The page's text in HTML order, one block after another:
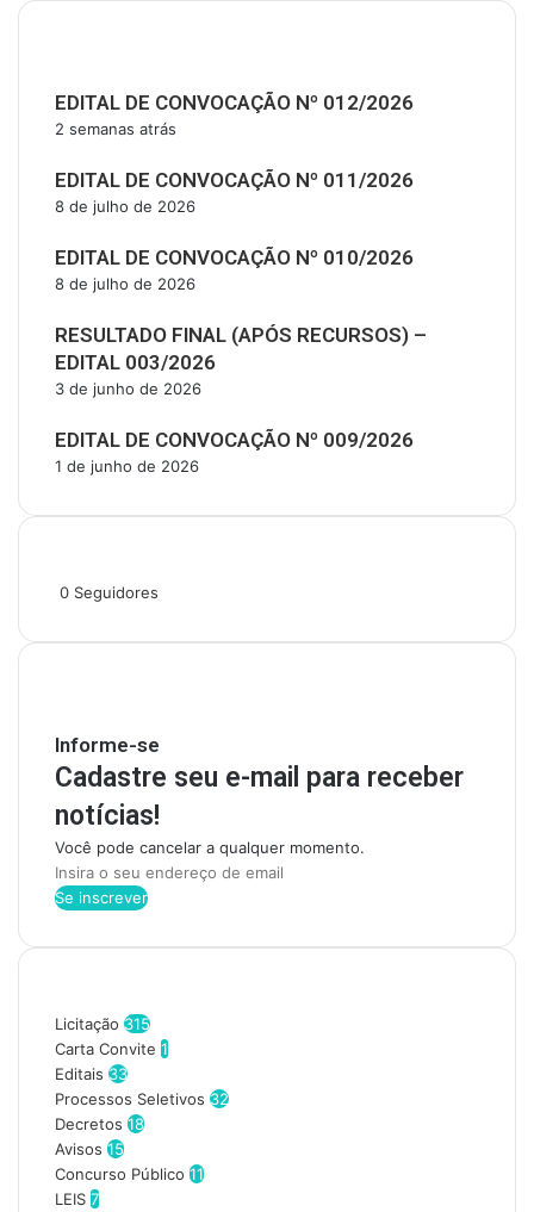
EDITAL DE CONVOCAÇÃO Nº 012/2026
2 semanas atrás
EDITAL DE CONVOCAÇÃO Nº 011/2026
8 de julho de 2026
EDITAL DE CONVOCAÇÃO Nº 010/2026
8 de julho de 2026
RESULTADO FINAL (APÓS RECURSOS) –
EDITAL 003/2026
3 de junho de 2026
EDITAL DE CONVOCAÇÃO Nº 009/2026
1 de junho de 2026
0 Seguidores
Informe-se
Cadastre seu e-mail para receber
notícias!
Você pode cancelar a qualquer momento.
I
n
i
o
s
e
u
e
n
d
e
Licitação 315
Carta Convite 1
Editais 33
Processos Seletivos 32
Decretos 18
Avisos 15
Concurso Público 11
LEIS 7